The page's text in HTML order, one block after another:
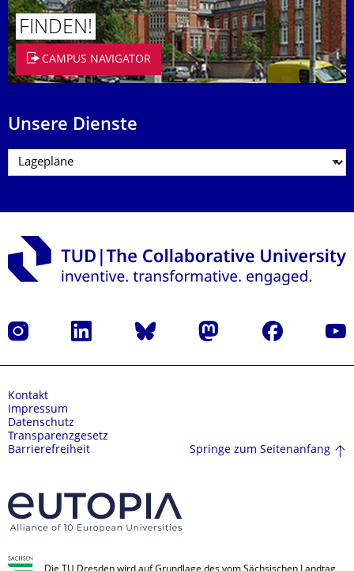
FINDEN!
CAMPUS NAVIGATOR
Unsere Dienste
Instagram LinkedIn Bluesky Mastodon Facebook
Kontakt
Impressum
Datenschutz
Transparenzgesetz
Barrierefreiheit
Springe zum Seitenanfang